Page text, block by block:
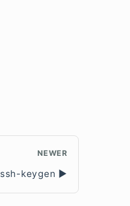
NEWER
ssh-keygen